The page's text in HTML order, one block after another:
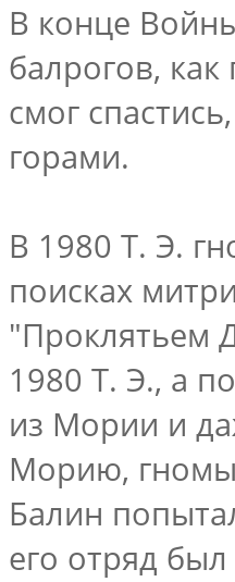
В конце
балрогов,
смог
горами.
В 1980 Т. Э.
поисках
"Проклятьем
1980 Т. Э., а
из Мории и
Морию, гномы
Балин
его отряд